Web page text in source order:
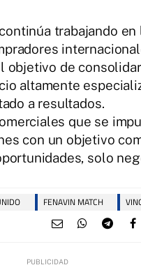
trabajando en
objetivo de
altamente
a resultados.
que se
con un objetivo
solo
FENAVIN MATCH